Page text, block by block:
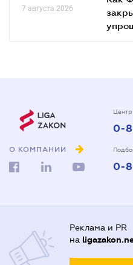
7 августа 2026
О КОМПАНИИ
0-
0-
Реклама и PR
на